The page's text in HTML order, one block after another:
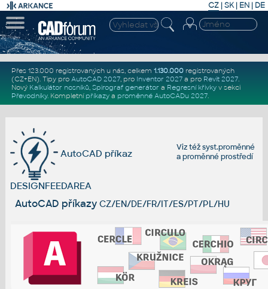
CZ | SK| EN | DE
Přes 123.000 registrovaných u nás, celkem 1.130.000registrovaných
(CZ+EN). Tipy pro AutoCAD 2027, pro Inventor 2027a pro Revit 2027.
Nový Kalkulátor nosníků, Spirograf generátor a Regresní křivkyv sekci
Převodníky. Kompletní příkazya proměnné AutoCADu 2027.
Viz téžsyst.proměnné
aproměnné prostředí
AutoCAD příkaz
DESIGNFEEDAREA
AutoCAD příkazy CZ/EN/DE/FR/IT/ES/PT/PL/HU